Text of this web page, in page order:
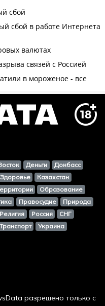
Деньги
Донбасс
Здоровье
Казахстан
Образование
Правосудие
Природа
Религия Россия
СНГ
Транспорт
Украина
разрешено только с